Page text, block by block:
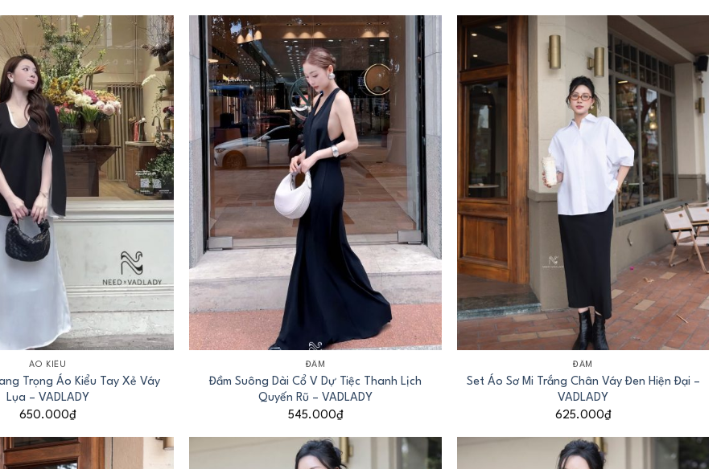
ÁO KIỂU
Trọng Áo Kiểu Tay Xẻ Váy
Lụa – VADLADY
650.000₫
+
ĐẦM
Đầm Suông Dài Cổ V Dự Tiệc Thanh Lịch
Quyến Rũ – VADLADY
545.000₫
ĐẦM
Set Áo Sơ Mi Trắng Chân Váy Đen Hiện Đại –
VADLADY
625.000₫